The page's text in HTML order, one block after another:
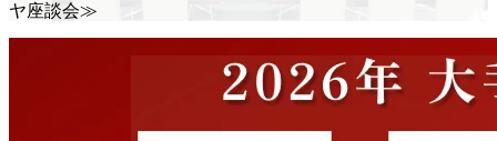
ヤ座談会≫